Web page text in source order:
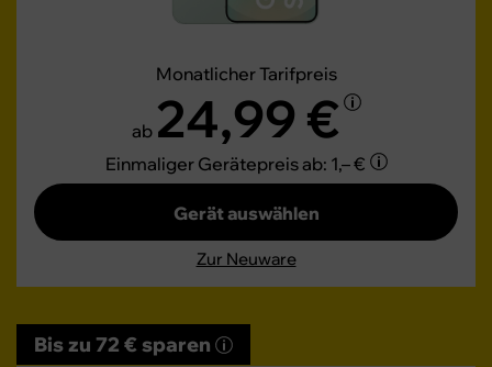
Monatlicher Tarifpreis
ab 24,99 €
Einmaliger Gerätepreisab: 1,– €
Gerät auswählen
Zur Neuware
Bis zu 72 € sparen